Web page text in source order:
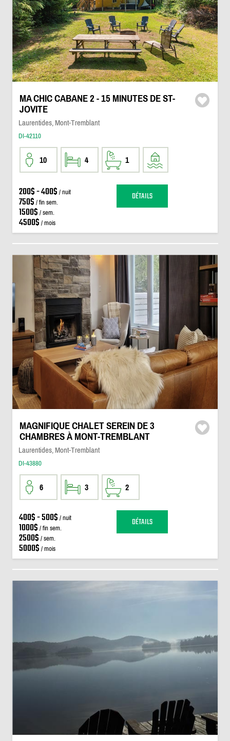
MA CHIC CABANE 2 - 15 MINUTES DE ST-
JOVITE
Laurentides, Mont-Tremblant
DI-42110
10 4 1
200$ - 400$ / nuit
750$ / fin sem.
1500$ / sem.
4500$ / mois
DÉTAILS
MAGNIFIQUE CHALET SEREIN DE 3
CHAMBRES À MONT-TREMBLANT
Laurentides, Mont-Tremblant
DI-43880
6 3 2
400$ - 500$ / nuit
1000$ / fin sem.
2500$ / sem.
5000$ / mois
DÉTAILS